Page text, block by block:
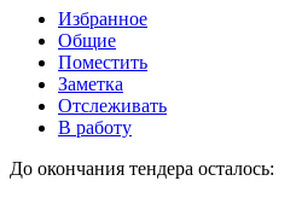
Избранное
Общие
Поместить
Заметка
Отслеживать
В работу
До окончания тендера осталось: